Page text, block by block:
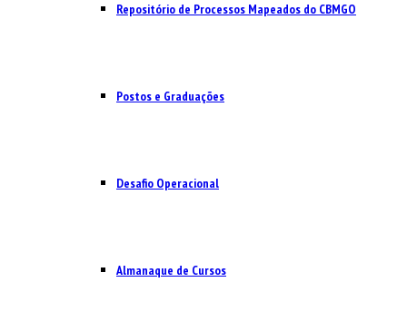
Repositório de Processos Mapeados do CBMGO
Postos e Graduações
Desafio Operacional
Almanaque de Cursos